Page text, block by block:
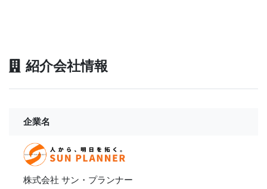
紹介会社情報
企業名
株式会社 サン・プランナー